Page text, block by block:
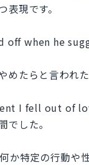
現です。
off when he
めたらと言われ
I fell out of
でした。
か特定の行動や